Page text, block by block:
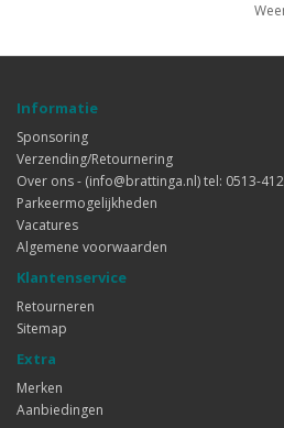
Informatie
Sponsoring
Verzending/Retournering
Over ons - (info@brattinga.nl) tel: 0513-
Parkeermogelijkheden
Vacatures
Algemene voorwaarden
Klantenservice
Retourneren
Sitemap
Extra
Merken
Aanbiedingen